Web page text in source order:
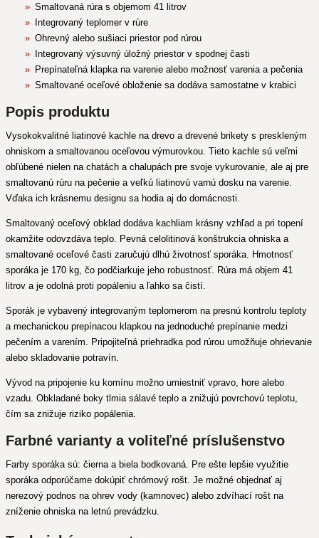
Smaltovaná rúra s objemom 41 litrov
Integrovaný teplomer v rúre
Ohrevný alebo sušiaci priestor pod rúrou
Integrovaný výsuvný úložný priestor v spodnej časti
Prepínateľná klapka na varenie alebo možnosť varenia a pečenia
Smaltované oceľové obloženie sa dodáva samostatne v krabici
Popis produktu
Vysokokvalitné liatinové kachle na drevo a drevené brikety s preskleným
ohniskom a smaltovanou oceľovou výmurovkou. Tieto kachle sú veľmi
obľúbené nielen na chatách a chalupách pre svoje vykurovanie, ale aj pre
smaltovanú rúru na pečenie a veľkú liatinovú varnú dosku na varenie.
Vďaka ich krásnemu designu sa hodia aj do domácnosti.
Smaltovaný oceľový obklad dodáva kachliam krásny vzhľad a pri topení
okamžite odovzdáva teplo. Pevná celolitinová konštrukcia ohniska a
smaltované oceľové časti zaručujú dlhú životnosť sporáka. Hmotnosť
sporáka je 170 kg, čo podčiarkuje jeho robustnosť. Rúra má objem 41
litrov a je odolná proti popáleniu a ľahko sa čistí.
Sporák je vybavený integrovaným teplomerom na presnú kontrolu teploty
a mechanickou prepínacou klapkou na jednoduché prepínanie medzi
pečením a varením. Pripojiteľná priehradka pod rúrou umožňuje ohrievanie
alebo skladovanie potravín.
Vývod na pripojenie ku komínu možno umiestniť vpravo, hore alebo
vzadu. Obkladané boky tlmia sálavé teplo a znižujú povrchovú teplotu,
čím sa znižuje riziko popálenia.
Farbné varianty a voliteľné príslušenstvo
Farby sporáka sú: čierna a biela bodkovaná. Pre ešte lepšie využitie
sporáka odporúčame dokúpiť chrómový rošt. Je možné objednať aj
nerezový podnos na ohrev vody (kamnovec) alebo zdvíhací rošt na
zníženie ohniska na letnú prevádzku.